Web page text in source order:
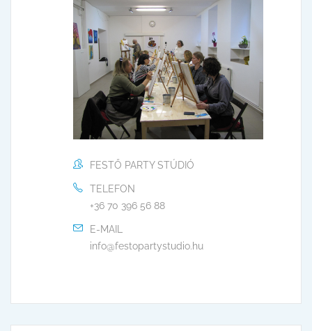
FESTŐ PARTY STÚDIÓ
TELEFON
+36 70 396 56 88
E-MAIL
info@festopartystudio.hu